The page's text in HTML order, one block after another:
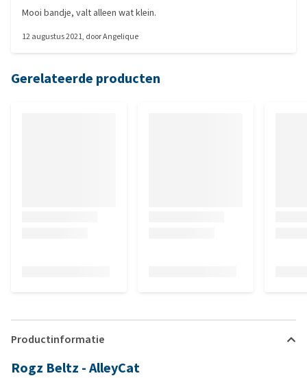
Mooi bandje, valt alleen wat klein.
12 augustus 2021, doorAngelique
Gerelateerde producten
Productinformatie
Rogz Beltz - AlleyCat